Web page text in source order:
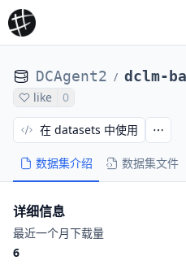
DCAgent2 /
like 0
数据集介绍 数据集文件
在 datasets 中使用
详细信息
最近一个月下载量
6